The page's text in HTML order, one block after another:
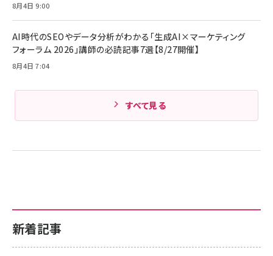
Amazonランキングをもっと見る
Amazonランキングをもっと見る
新着記事
8月4日 9:00
AI時代のSEOやデータ分析がわかる「生成AI×マーケティング
フォーラム 2026」講師の必読記事7選【8/27開催】
8月4日 7:04
すべて見る